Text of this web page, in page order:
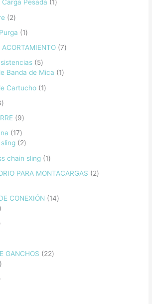
Pesada
1
2
1
7
5
Banda de Mica
1
Cartucho
1
9
17
2
chain sling
1
PARA MONTACARGAS
2
CONEXIÓN
14
GANCHOS
22